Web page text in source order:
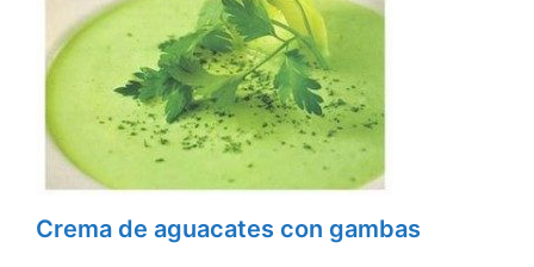
Crema de aguacates con gambas